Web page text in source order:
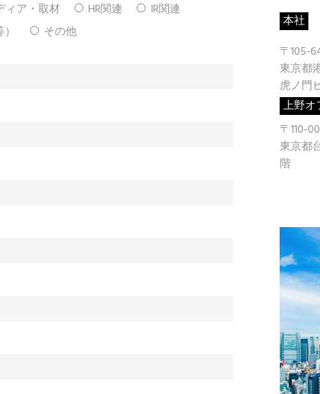
ィア・取材 HR関連
IR関連
その他
本社
〒105-
東京都
虎ノ門
上野オ
〒110-
東京都
階